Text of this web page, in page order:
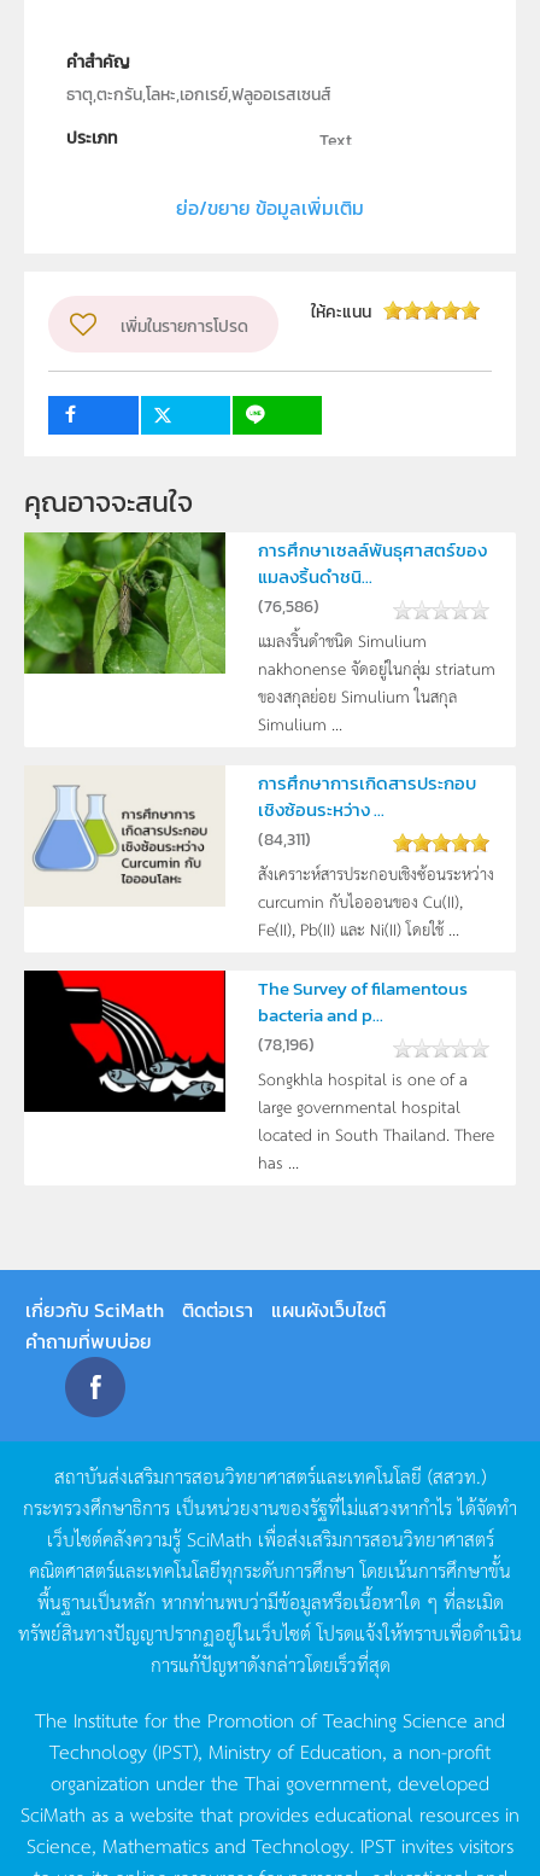
คำสำคัญ
ธาตุ,ตะกรัน,โลหะ,เอกเรย์,ฟลูออเรสเซนส์
ประเภท
Text
ภาควิชาฟิสิกส์ คณะวิทยาศาสตร์ มหาวิทยาลัยราชภัฏ
เกรียงไกร ธรรมเที่ยง และ ทวีศักดิ์ สะไบ
ระดับชั้น
ม.4, ม.5, ม.6
กลุ่มเป้าหมาย
ย่อ/ขยาย ข้อมูลเพิ่มเติม
เพิ่มในรายการโปรด
ให้คะแนน
คุณอาจจะสนใจ
การศึกษาเซลล์พันธุศาสตร์ของ
แมลงริ้นดำชนิ...
(76,586)
แมลงริ้นดำชนิด Simulium
nakhonense จัดอยู่ในกลุ่ม striatum
ของสกุลย่อย Simulium ในสกุล
Simulium ...
การศึกษาการเกิดสารประกอบ
เชิงซ้อนระหว่าง ...
(84,311)
สังเคราะห์สารประกอบเชิงซ้อนระหว่าง
curcumin กับไอออนของ Cu(II),
Fe(II), Pb(II) และ Ni(II) โดยใช้ ...
The Survey of filamentous
bacteria and p...
(78,196)
Songkhla hospital is one of a
large governmental hospital
located in South Thailand. There
has ...
เกี่ยวกับ SciMath ติดต่อเรา
แผนผังเว็บไซต์
คำถามที่พบบ่อย
สถาบันส่งเสริมการสอนวิทยาศาสตร์และเทคโนโลยี (สสวท.)
กระทรวงศึกษาธิการ เป็นหน่วยงานของรัฐที่ไม่แสวงหากำไรได้จัดทำ
เว็บไซต์คลังความรู้SciMath เพื่อส่งเสริมการสอนวิทยาศาสตร์
คณิตศาสตร์และเทคโนโลยีทุกระดับการศึกษา โดยเน้นการศึกษาขั้น
พื้นฐานเป็นหลัก หากท่านพบว่ามีข้อมูลหรือเนื้อหาใด ๆ ที่ละเมิด
ทรัพย์สินทางปัญญาปรากฏอยู่ในเว็บไซต์โปรดแจ้งให้ทราบเพื่อดำเนิน
การแก้ปัญหาดังกล่าวโดยเร็วที่สุด
The Institute for the Promotion of Teaching Science and
Technology (IPST), Ministry of Education, a non-profit
organization under the Thai government, developed
SciMath as a website that provides educational resources in
Science, Mathematics and Technology. IPST invites visitors